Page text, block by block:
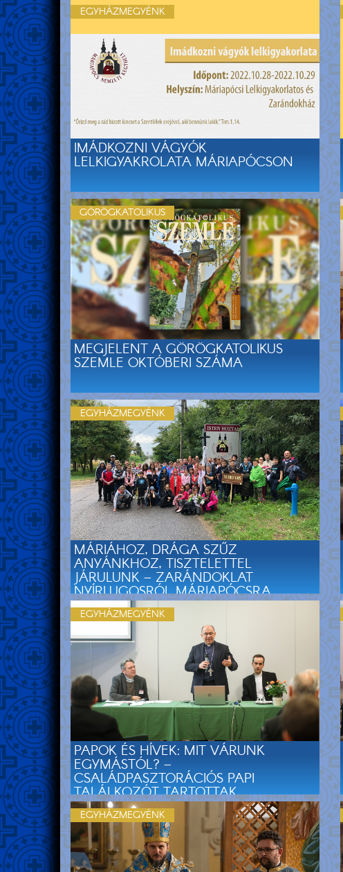
IMÁDKOZNI VÁGYÓK
LELKIGYAKROLATA MÁRIAPÓCSON
EGYHÁZMEGYÉNK
MEGJELENT A GÖRÖGKATOLIKUS
SZEMLE OKTÓBERI SZÁMA
GÖRÖGKATOLIKUS
MÁRIÁHOZ, DRÁGA SZŰZ
ANYÁNKHOZ, TISZTELETTEL
JÁRULUNK – ZARÁNDOKLAT
NYÍRLUGOSRÓL MÁRIAPÓCSRA
EGYHÁZMEGYÉNK
PAPOK ÉS HÍVEK: MIT VÁRUNK
EGYMÁSTÓL? –
CSALÁDPASZTORÁCIÓS PAPI
TALÁLKOZÓT TARTOTTAK
BUDAPESTEN
EGYHÁZMEGYÉNK
EGYHÁZMEGYÉNK